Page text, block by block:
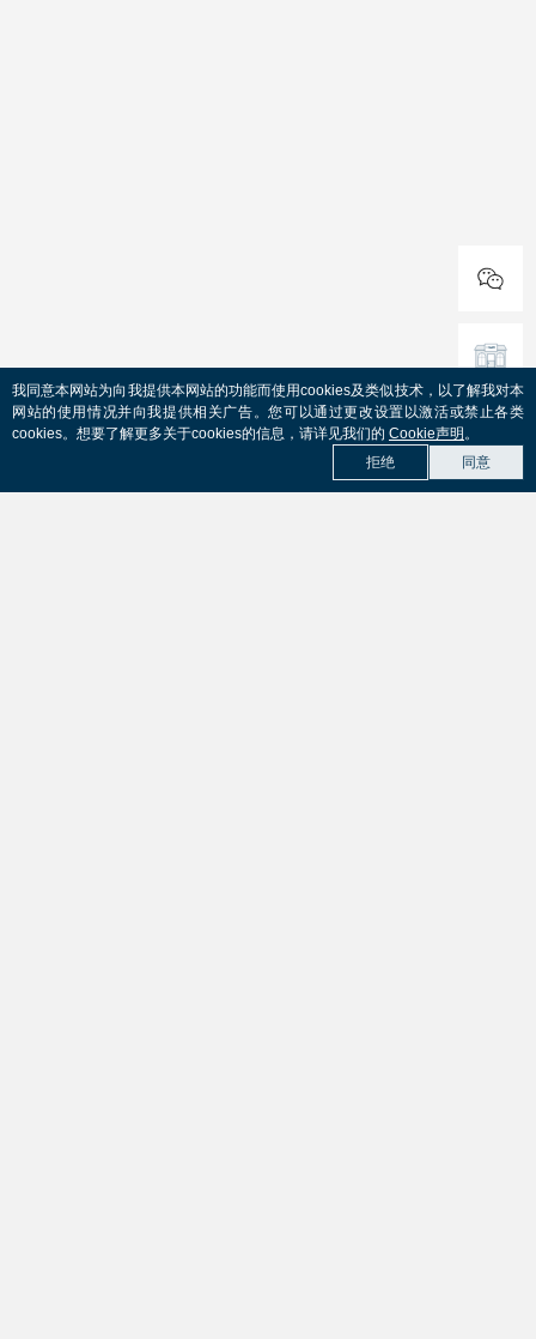
我同意本网站为向我提供本网站的功能而使用cookies及类似技术，以了解我对本
网站的使用情况并向我提供相关广告。您可以通过更改设置以激活或禁止各类
cookies。想要了解更多关于cookies的信息，请详见我们的 Cookie声明 。
拒绝
同意